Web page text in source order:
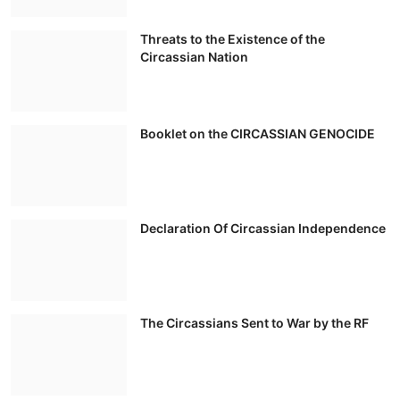
Threats to the Existence of the
Circassian Nation
Booklet on the CIRCASSIAN GENOCIDE
Declaration Of Circassian Independence
The Circassians Sent to War by the RF